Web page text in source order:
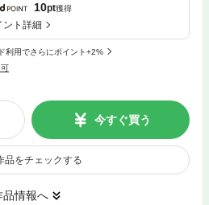
10pt獲得
ント詳細
利用でさらにポイント+2%
今すぐ買う
品をチェックする
品情報へ